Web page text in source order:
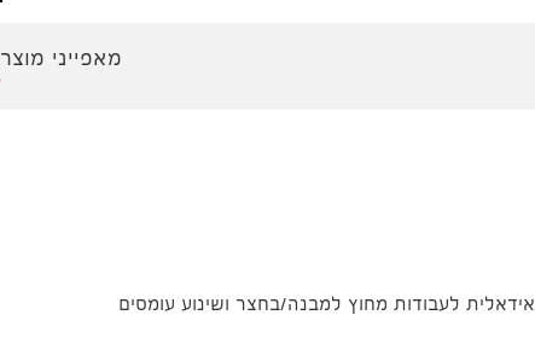
מאפייני מוצר
אידאלית לעבודות מחוץ למבנה/בחצר ושינוע עומסים